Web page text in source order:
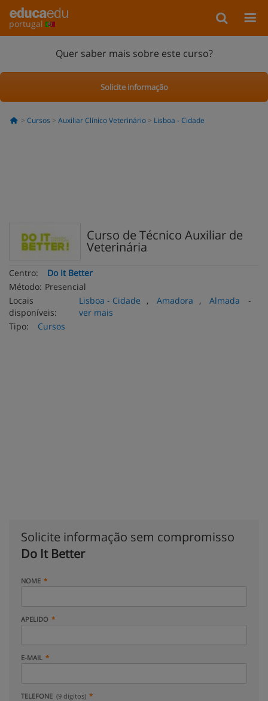
portugal
Quer saber mais sobre este curso?
Solicite informação
Cursos Auxiliar Clínico Veterinário Lisboa - Cidade
Curso de Técnico Auxiliar de
Veterinária
Centro:
Do It Better
Método: Presencial
Locais
disponíveis:
Lisboa - Cidade , Amadora , Almada
-
ver mais
Tipo:
Cursos
Solicite informação sem compromisso
Do It Better
NOME
APELIDO
E-MAIL
TELEFONE (9 dígitos)